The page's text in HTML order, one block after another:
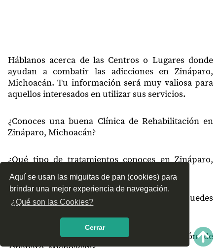
Aquí se usan las miguitas de pan (cookies) para
brindar una mejor experiencia de navegación.
¿Qué son las Cookies?
Cerrar
Háblanos acerca de las Centros o Lugares donde
ayudan a combatir las adicciones en Zináparo,
Michoacán. Tu información será muy valiosa para
aquellos interesados en utilizar sus servicios.
¿Conoces una buena Clínica de Rehabilitación en
Zináparo, Michoacán?
¿Qué tipo de tratamientos conoces en Zináparo,
Michoacán?
¿Cómo es el servicio de las Clínicas que puedes
encontrar en Zináparo, Michoacán?
¿Recomiendas las Clínicas de Rehabilitación de